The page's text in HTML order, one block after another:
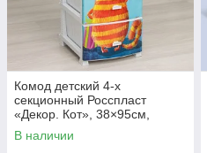
Комод детский 4-х
секционный Росспласт
«Декор. Кот», 38×95см,
белый
В наличии